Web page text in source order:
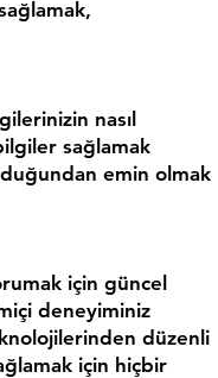
nasıl
sağlamak
emin olmak
için güncel
deneyiminiz
düzenli
için hiçbir